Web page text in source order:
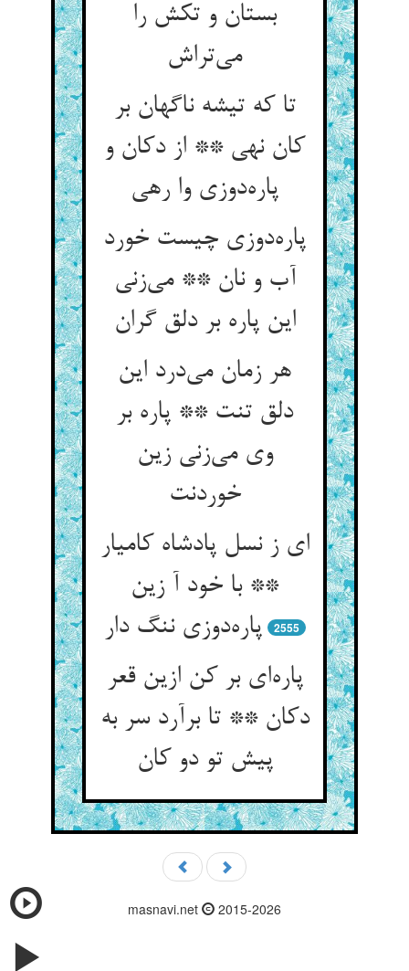
بستان و تکش را
می‌تراش
تا که تیشه ناگهان بر
کان نهی ** از دکان و
پاره‌دوزی وا رهی
پاره‌دوزی چیست خورد
آب و نان ** می‌زنی
این پاره بر دلق گران
هر زمان می‌درد این
دلق تنت ** پاره بر
وی می‌زنی زین
خوردنت
ای ز نسل پادشاه کامیار
** با خود آ زین
پاره‌دوزی ننگ دار
2555
پاره‌ای بر کن ازین قعر
دکان ** تا برآرد سر به
پیش تو دو کان
masnavi.net 2015-2026